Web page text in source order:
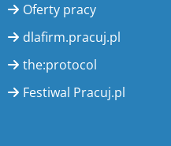
Oferty pracy
dlafirm.pracuj.pl
the:protocol
Festiwal Pracuj.pl